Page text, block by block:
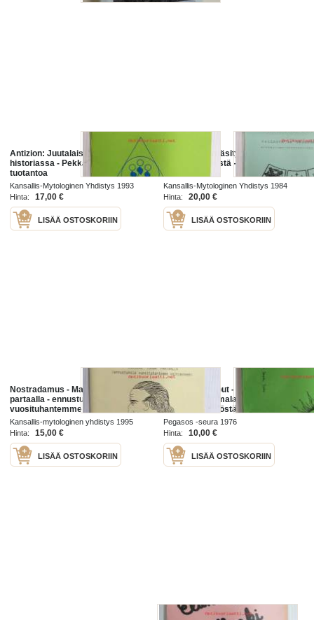
Antizion: Juutalaiskysymys
historiassa - Pekka Siitoin -
tuotantoa
Kansallis-Mytologinen Yhdistys 1993
Hinta:
17,00 €
LISÄÄ OSTOSKORIIN
Machiavellin käsityksistä vallasta
ja vallankäytöstä - Pekka Siitoin -
Kansallis-Mytologinen Yhdistys 1984
Hinta:
20,00 €
LISÄÄ OSTOSKORIIN
Nostradamus - Maailma tuhon
partaalla - ennustuksia
vuosituhantemme vaihteeseen -
Pekka Siitoin -tuotantoa
Kansallis-mytologinen yhdistys 1995
Hinta:
15,00 €
LISÄÄ OSTOSKORIIN
Kamenin temput - Ufokirja, kertoo
kahdesta suomalaisesta
kontaktihenkilöstä - Pekka Siitoin -
tuotantoa - Teos sisältää
kirjaluettelon, jossa Siitoinin ja
Pegasos -seura 1976
Hinta:
10,00 €
LISÄÄ OSTOSKORIIN